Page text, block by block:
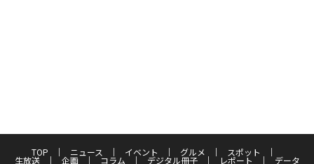
TOP ニュース イベント グルメ スポット
生放送 企画 コラム デジタル冊子 レポート データ